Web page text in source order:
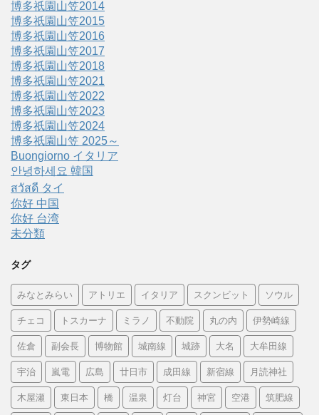
博多祇園山笠2014
博多祇園山笠2015
博多祇園山笠2016
博多祇園山笠2017
博多祇園山笠2018
博多祇園山笠2021
博多祇園山笠2022
博多祇園山笠2023
博多祇園山笠2024
博多祇園山笠 2025～
Buongiorno イタリア
안녕하세요 韓国
สวัสดี タイ
你好 中国
你好 台湾
未分類
タグ
みなとみらい アトリエ イタリア スクンビット ソウル
チェコ トスカーナ ミラノ 不動院 丸の内 伊勢崎線
佐倉 副会長 博物館 城南線 城跡 大名 大牟田線
宇治 嵐電 広島 廿日市 成田線 新宿線 月読神社
木屋瀬 東日本 橋 温泉 灯台 神宮 空港 筑肥線